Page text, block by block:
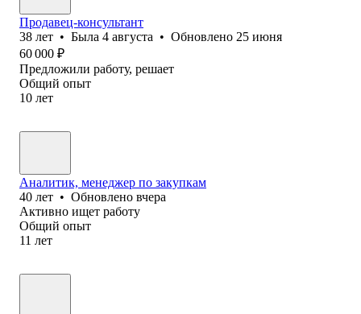
Продавец-консультант
38 лет • Была 4 августа • Обновлено 25 июня
60 000 ₽
Предложили работу, решает
Общий опыт
10 лет
Аналитик, менеджер по закупкам
40 лет • Обновлено вчера
Активно ищет работу
Общий опыт
11 лет